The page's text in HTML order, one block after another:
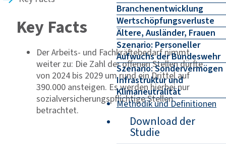
Branchenentwicklung
Wertschöpfungsverluste
Ältere, Ausländer, Frauen
Szenario: Personeller
Aufwuchs der Bundeswehr
Szenario: Sondervermögen
Infrastruktur und
Klimaneutralität
Methodik und Definitionen
Download der
Studie
Key Facts
Der Arbeits- und Fachkräftebedarf nimmt
weiter zu: Die Zahl der offenen Stellen dürfte
von 2024 bis 2029 um rund ein Drittel auf
390.000 ansteigen. Es werden hierbei nur
sozialversicherungspflichtige Stellen
betrachtet.